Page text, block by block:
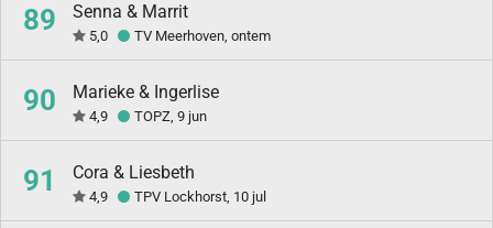
89 Senna & Marrit
5,0 TV Meerhoven, ontem
90 Marieke & Ingerlise
4,9 TOPZ, 9 jun
91 Cora & Liesbeth
4,9 TPV Lockhorst, 10 jul